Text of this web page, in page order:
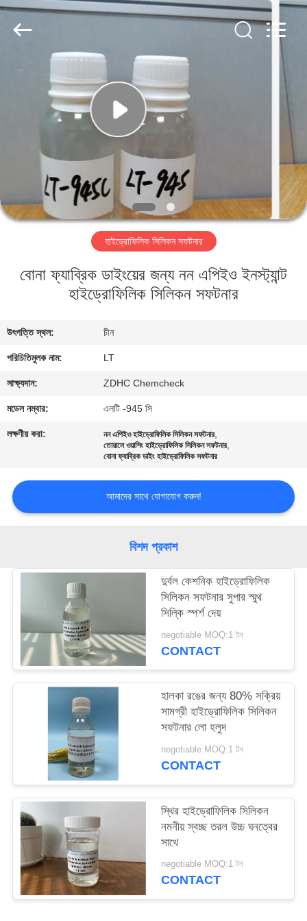
আমাদের
সম্পর্কে
কারখানা
যোগাযোগ
করুন
খবর
জন্য
আবেদন
PRIVACY
POLICY
New
হাইড্রোফিলিক সিলিকন সফটনার
বোনা ফ্যাব্রিক ডাইংয়ের জন্য নন এপিইও ইনস্ট্যান্ট
হাইড্রোফিলিক সিলিকন সফটনার
উৎপত্তি স্থল: চীন
পরিচিতিমুলক নাম: LT
সাক্ষ্যদান: ZDHC Chemcheck
মডেল নম্বার: এলটি -945 সি
লক্ষণীয় করা: নন এপিইও হাইড্রোফিলিক সিলিকন সফটনার,
তোয়ালে ওয়াশিং হাইড্রোফিলিক সিলিকন সফটনার,
বোনা ফ্যাব্রিক ডাইং হাইড্রোফিলিক সফটনার
আমাদের সাথে যোগাযোগ করুন!
বিশদ প্রকাশ
দুর্বল কেশনিক হাইড্রোফিলিক
সিলিকন সফটনার সুপার স্মুথ
সিল্কি স্পর্শ দেয়
negotiable MOQ:1 টন
CONTACT
হালকা রঙের জন্য 80% সক্রিয়
সামগ্রী হাইড্রোফিলিক সিলিকন
সফটনার লো হলুদ
negotiable MOQ:1 টন
CONTACT
স্থির হাইড্রোফিলিক সিলিকন
নমনীয় স্বচ্ছ তরল উচ্চ ঘনত্বের
সাথে
negotiable MOQ:1 টন
CONTACT